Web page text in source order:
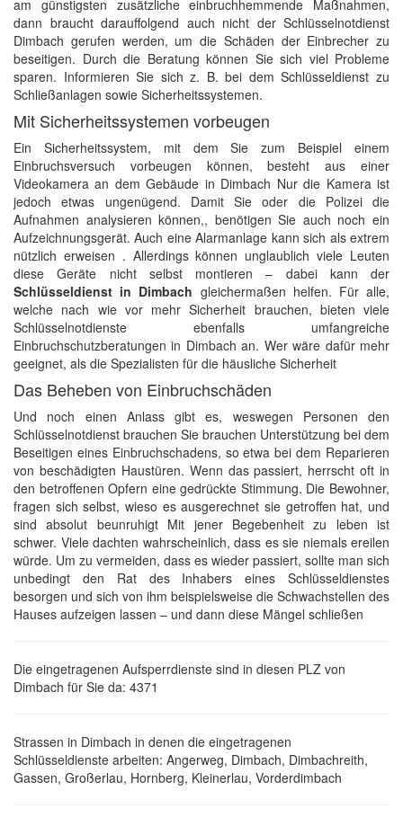
am günstigsten zusätzliche einbruchhemmende Maßnahmen,
dann braucht darauffolgend auch nicht der Schlüsselnotdienst
Dimbach gerufen werden, um die Schäden der Einbrecher zu
beseitigen. Durch die Beratung können Sie sich viel Probleme
sparen. Informieren Sie sich z. B. bei dem Schlüsseldienst zu
Schließanlagen sowie Sicherheitssystemen.
Mit Sicherheitssystemen vorbeugen
Ein Sicherheitssystem, mit dem Sie zum Beispiel einem
Einbruchsversuch vorbeugen können, besteht aus einer
Videokamera an dem Gebäude in Dimbach Nur die Kamera ist
jedoch etwas ungenügend. Damit Sie oder die Polizei die
Aufnahmen analysieren können,, benötigen Sie auch noch ein
Aufzeichnungsgerät. Auch eine Alarmanlage kann sich als extrem
nützlich erweisen . Allerdings können unglaublich viele Leuten
diese Geräte nicht selbst montieren – dabei kann der
Schlüsseldienst in Dimbach gleichermaßen helfen. Für alle,
welche nach wie vor mehr Sicherheit brauchen, bieten viele
Schlüsselnotdienste ebenfalls umfangreiche
Einbruchschutzberatungen in Dimbach an. Wer wäre dafür mehr
geeignet, als die Spezialisten für die häusliche Sicherheit
Das Beheben von Einbruchschäden
Und noch einen Anlass gibt es, weswegen Personen den
Schlüsselnotdienst brauchen Sie brauchen Unterstützung bei dem
Beseitigen eines Einbruchschadens, so etwa bei dem Reparieren
von beschädigten Haustüren. Wenn das passiert, herrscht oft in
den betroffenen Opfern eine gedrückte Stimmung. Die Bewohner,
fragen sich selbst, wieso es ausgerechnet sie getroffen hat, und
sind absolut beunruhigt Mit jener Begebenheit zu leben ist
schwer. Viele dachten wahrscheinlich, dass es sie niemals ereilen
würde. Um zu vermeiden, dass es wieder passiert, sollte man sich
unbedingt den Rat des Inhabers eines Schlüsseldienstes
besorgen und sich von ihm beispielsweise die Schwachstellen des
Hauses aufzeigen lassen – und dann diese Mängel schließen
Die eingetragenen Aufsperrdienste sind in diesen PLZ von
Dimbach für Sie da: 4371
Strassen in Dimbach in denen die eingetragenen
Schlüsseldienste arbeiten: Angerweg, Dimbach, Dimbachreith,
Gassen, Großerlau, Hornberg, Kleinerlau, Vorderdimbach